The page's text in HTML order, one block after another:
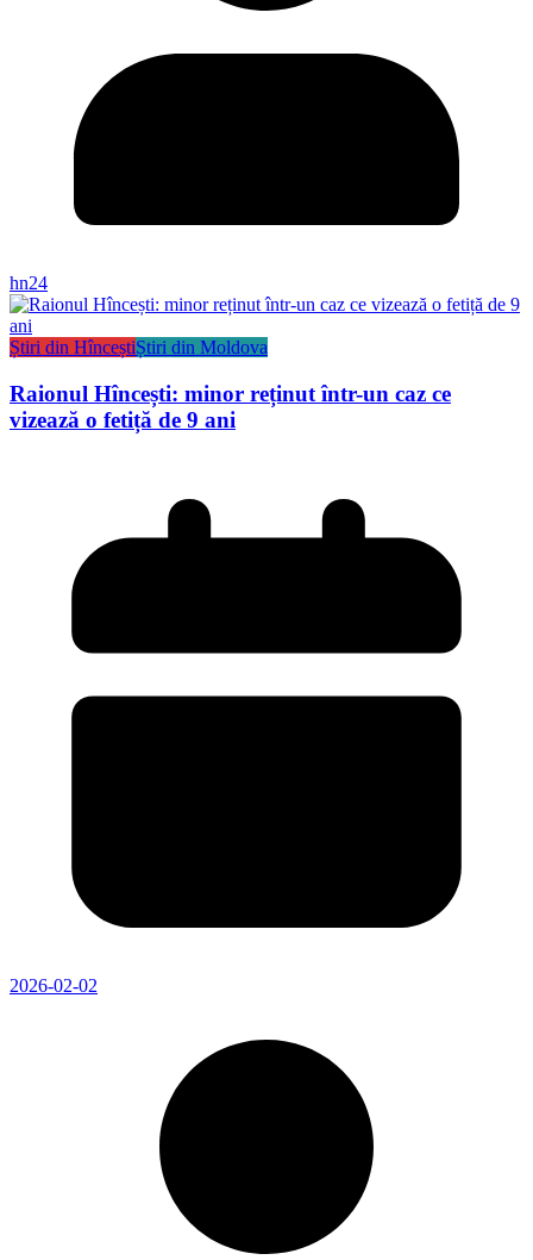
hn24
Știri din HînceștiȘtiri din Moldova
Raionul Hîncești: minor reținut într-un caz ce
vizează o fetiță de 9 ani
2026-02-02